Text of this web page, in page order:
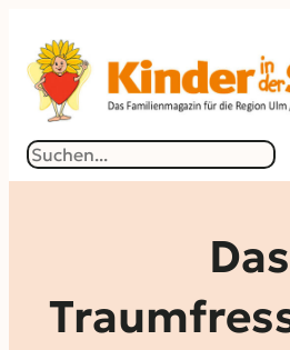
Inhalt
springen
Suchen
Das